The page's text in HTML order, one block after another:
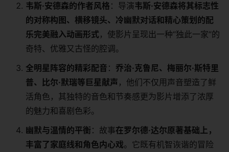
​韦斯·安德森的作者风格​ ​：导演​​韦斯·安德森将其标志性
的对称构图、横移镜头、冷幽默对话和精心策划的配
乐完美融入动画形式​​，使影片呈现出一种“独此一家”的
奇特、优雅又古怪的腔调。
​全明星阵容的精彩配音​ ​：​ ​乔治·克鲁尼、梅丽尔·斯特里
普、比尔·默瑞等巨星献声​ ​，他们不仅用声音塑造了鲜
活角色，其独特的音色和节奏感更为影片增添了浓厚
的魅力和喜剧色彩。
​幽默与温情的平衡​ ​：故事​​在罗尔德·达尔原著基础上，
丰富了家庭线和角色内心戏​​。它既有机智诙谐的冒险